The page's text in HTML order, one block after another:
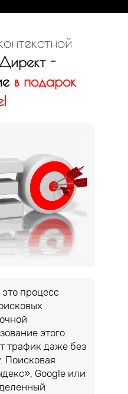
-
в подарок
процесс
этого
трафик даже без
Поисковая
Google или